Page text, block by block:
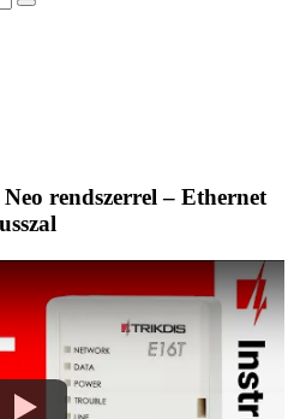
rendszerrel – Ethernet